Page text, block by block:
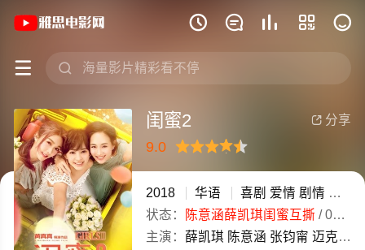
    
 
《闺蜜2》(2018)华语普通话高清电影免
 分享
闺蜜2
9.0
很差较差
还行推荐力荐
2018 华语 喜剧 爱情 剧情 院线
状态：
陈意涵薛凯琪闺蜜互撕 /04-25
主演： 薛凯琪 陈意涵 张钧甯 迈克·泰森